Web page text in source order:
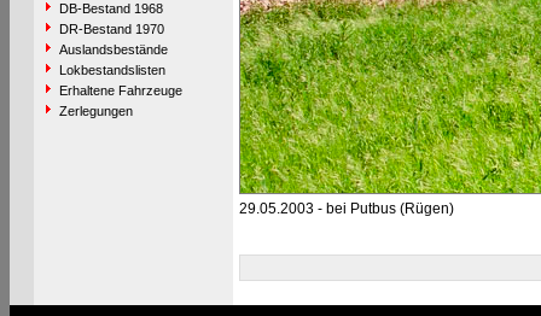
DB-Bestand 1968
DR-Bestand 1970
Auslandsbestände
Lokbestandslisten
Erhaltene Fahrzeuge
Zerlegungen
29.05.2003 - bei Putbus (Rügen)